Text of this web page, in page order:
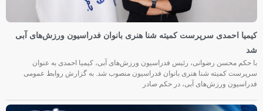
کیمیا احمدی سرپرست کمیته شنا هنری بانوان فدراسیون ورزش‌های آبی
شد
با حکم محسن رضوانی، رئیس فدراسیون ورزش‌های آبی، کیمیا احمدی به عنوان
سرپرست کمیته شنا هنری بانوان فدراسیون منصوب شد. به گزارش روابط عمومی
فدراسیون ورزش‌های آبی، در حکم صادر